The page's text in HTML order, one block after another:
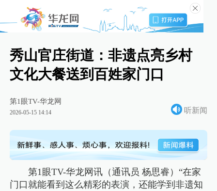
秀山官庄街道：非遗点亮乡村
文化大餐送到百姓家门口
第1眼TV-华龙网
2026-05-15 14:14 听新闻
第1眼TV-华龙网讯（通讯员 杨思睿）“在家
门口就能看到这么精彩的表演，还能学到非遗知